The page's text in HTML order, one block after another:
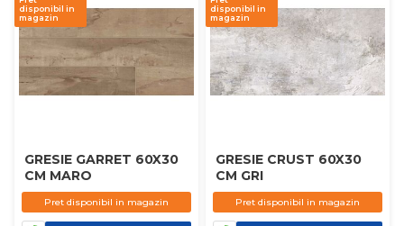
disponibil in
magazin
GRESIE GARRET 60X30
CM MARO
Pret disponibil in magazin
disponibil in
magazin
GRESIE CRUST 60X30
CM GRI
Pret disponibil in magazin